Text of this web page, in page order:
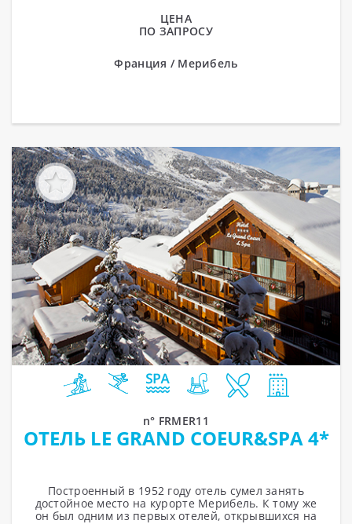
ЦЕНА
ПО ЗАПРОСУ
Франция / Мерибель
n° FRMER11
ОТЕЛЬ LE GRAND COEUR&SPA 4*
Построенный в 1952 году отель сумел занять
достойное место на курорте Мерибель. К тому же
он был одним из первых отелей, открывшихся на